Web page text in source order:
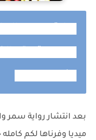
بعد انتشار رواية سمر
ميديا وفرناها لكم